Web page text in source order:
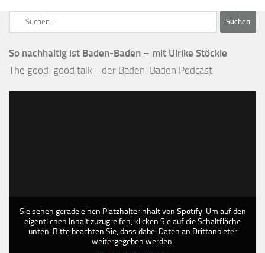
Suchen
nach:
So nachhaltig ist Baden-Baden – mit Ulrike Stöckle
The good-good talk - der Baden-Baden Podcast
Sie sehen gerade einen Platzhalterinhalt von Spotify. Um auf den
eigentlichen Inhalt zuzugreifen, klicken Sie auf die Schaltfläche
unten. Bitte beachten Sie, dass dabei Daten an Drittanbieter
weitergegeben werden.